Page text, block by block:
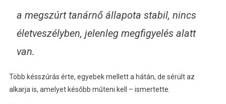
a megszúrt tanárnő állapota stabil, nincs
életveszélyben, jelenleg megfigyelés alatt
van.
Több késszúrás érte, egyebek mellett a hátán, de sérült az
alkarja is, amelyet később műteni kell – ismertette.